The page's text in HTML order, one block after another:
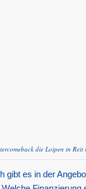
die Loipen in
gibt es in der